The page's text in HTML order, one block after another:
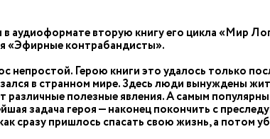
аудиоформате вторую книгу его цикла «Мир
«Эфирные контрабандисты».
Герою книги это удалось только
в странном мире. Здесь люди вынуждены
полезные явления. А самым
задача героя — наконец покончить с
сразу пришлось спасать свою жизнь, а потом